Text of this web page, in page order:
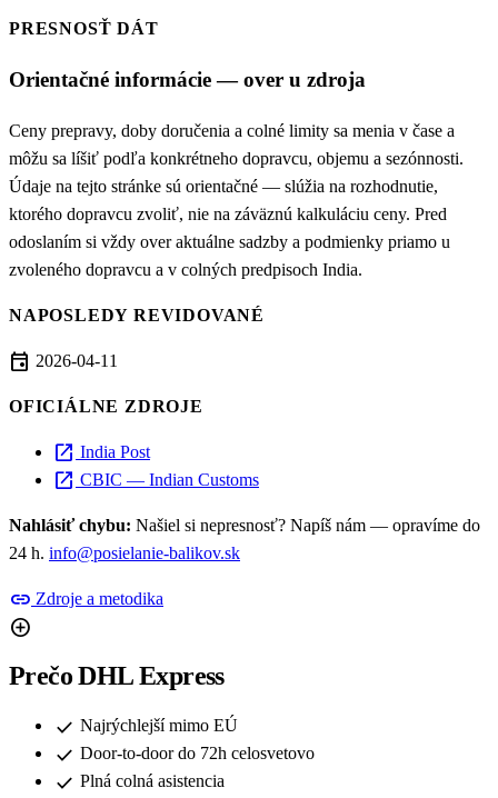
PRESNOSŤ DÁT
Orientačné informácie — over u zdroja
Ceny prepravy, doby doručenia a colné limity sa menia v čase a
môžu sa líšiť podľa konkrétneho dopravcu, objemu a sezónnosti.
Údaje na tejto stránke sú orientačné — slúžia na rozhodnutie,
ktorého dopravcu zvoliť, nie na záväznú kalkuláciu ceny. Pred
odoslaním si vždy over aktuálne sadzby a podmienky priamo u
zvoleného dopravcu a v colných predpisoch India.
NAPOSLEDY REVIDOVANÉ
event 2026-04-11
OFICIÁLNE ZDROJE
open_in_new India Post
open_in_new CBIC — Indian Customs
Nahlásiť chybu: Našiel si nepresnosť? Napíš nám — opravíme do
24 h. info@posielanie-balikov.sk
link Zdroje a metodika
add_circle
Prečo DHL Express
check Najrýchlejší mimo EÚ
check Door-to-door do 72h celosvetovo
check Plná colná asistencia